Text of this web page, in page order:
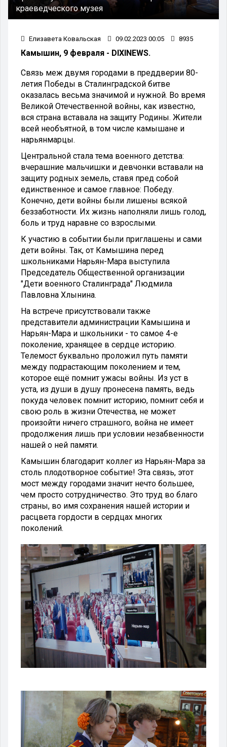
краеведческого музея
Елизавета Ковальская 09.02.2023 00:05 8935
Камышин, 9 февраля - DIXINEWS.
Связь меж двумя городами в преддверии 80-
летия Победы в Сталинградской битве
оказалась весьма значимой и нужной. Во время
Великой Отечественной войны, как известно,
вся страна вставала на защиту Родины. Жители
всей необъятной, в том числе камышане и
нарьянмарцы.
Центральной стала тема военного детства:
вчерашние мальчишки и девчонки вставали на
защиту родных земель, ставя пред собой
единственное и самое главное: Победу.
Конечно, дети войны были лишены всякой
беззаботности. Их жизнь наполняли лишь голод,
боль и труд наравне со взрослыми.
К участию в событии были приглашены и сами
дети войны. Так, от Камышина перед
школьниками Нарьян-Мара выступила
Председатель Общественной организации
"Дети военного Сталинграда" Людмила
Павловна Хлынина.
На встрече присутствовали также
представители администрации Камышина и
Нарьян-Мара и школьники - то самое 4-е
поколение, хранящее в сердце историю.
Телемост буквально проложил путь памяти
между подрастающим поколением и тем,
которое ещё помнит ужасы войны. Из уст в
уста, из души в душу пронесена память, ведь
покуда человек помнит историю, помнит себя и
свою роль в жизни Отечества, не может
произойти ничего страшного, война не имеет
продолжения лишь при условии незабвенности
нашей о ней памяти.
Камышин благодарит коллег из Нарьян-Мара за
столь плодотворное событие! Эта связь, этот
мост между городами значит нечто большее,
чем просто сотрудничество. Это труд во благо
страны, во имя сохранения нашей истории и
расцвета гордости в сердцах многих
поколений.